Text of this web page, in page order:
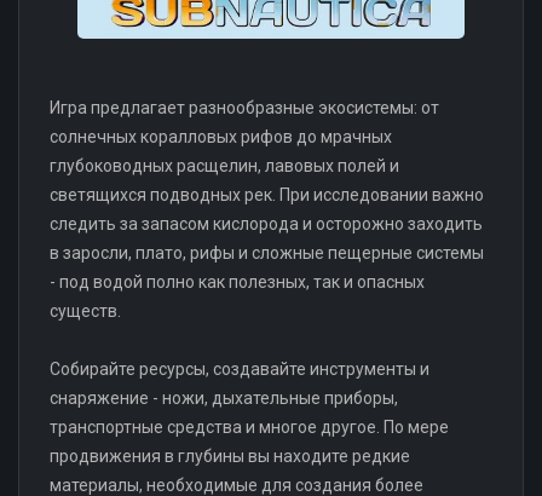
Игра предлагает разнообразные экосистемы: от
солнечных коралловых рифов до мрачных
глубоководных расщелин, лавовых полей и
светящихся подводных рек. При исследовании важно
следить за запасом кислорода и осторожно заходить
в заросли, плато, рифы и сложные пещерные системы
- под водой полно как полезных, так и опасных
существ.
Собирайте ресурсы, создавайте инструменты и
снаряжение - ножи, дыхательные приборы,
транспортные средства и многое другое. По мере
продвижения в глубины вы находите редкие
материалы, необходимые для создания более